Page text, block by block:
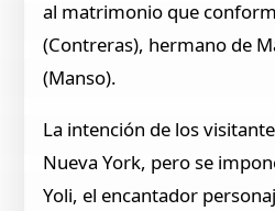
al matrimonio que
(Contreras), hermano de
(Manso).
La intención de los
Nueva York, pero se
Yoli, el encantador